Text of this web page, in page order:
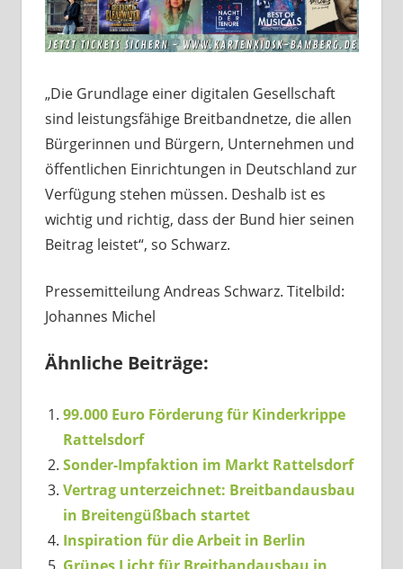
„Die Grundlage einer digitalen Gesellschaft
sind leistungsfähige Breitbandnetze, die allen
Bürgerinnen und Bürgern, Unternehmen und
öffentlichen Einrichtungen in Deutschland zur
Verfügung stehen müssen. Deshalb ist es
wichtig und richtig, dass der Bund hier seinen
Beitrag leistet“, so Schwarz.
Pressemitteilung Andreas Schwarz. Titelbild:
Johannes Michel
Ähnliche Beiträge:
99.000 Euro Förderung für Kinderkrippe
Rattelsdorf
Sonder-Impfaktion im Markt Rattelsdorf
Vertrag unterzeichnet: Breitbandausbau
in Breitengüßbach startet
Inspiration für die Arbeit in Berlin